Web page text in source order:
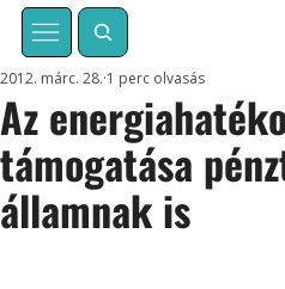
Az
támogatása
államnak is
2012. márc. 28. 1 perc olvasás